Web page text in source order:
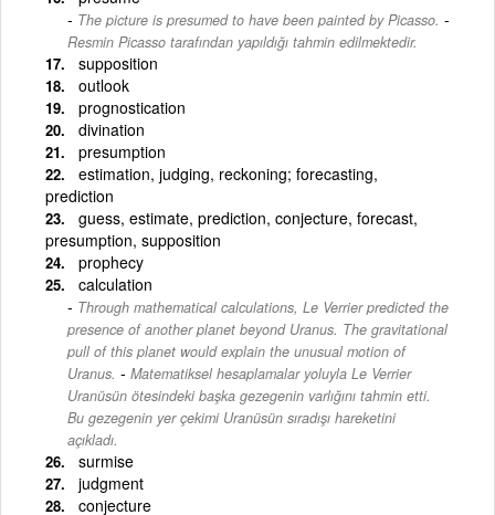
The picture is presumed to have been painted by Picasso. -
Resmin Picasso tarafından yapıldığı tahmin edilmektedir.
supposition
outlook
prognostication
divination
presumption
estimation, judging, reckoning; forecasting,
prediction
guess, estimate, prediction, conjecture, forecast,
presumption, supposition
prophecy
calculation
Through mathematical calculations, Le Verrier predicted the
presence of another planet beyond Uranus. The gravitational
pull of this planet would explain the unusual motion of
Uranus. - Matematiksel hesaplamalar yoluyla Le Verrier
Uranüsün ötesindeki başka gezegenin varlığını tahmin etti.
Bu gezegenin yer çekimi Uranüsün sıradışı hareketini
açıkladı.
surmise
judgment
conjecture